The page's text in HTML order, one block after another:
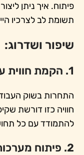
פיתוח. איך ניתן
תשומת לב לצרכיו
שיפור ושדרוג:
1. הקמת חווית עובד מותאמת אישית:
התחרות בשוק
חוויה כזו דורשת
להתמודד עם כל
2. פיתוח מערכות ניהול ובקרה: